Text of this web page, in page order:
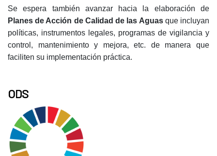
Se espera también avanzar hacia la elaboración de
Planes de Acción de Calidad de las Aguasque incluyan
políticas, instrumentos legales, programas de vigilancia y
control, mantenimiento y mejora, etc. de manera que
faciliten su implementación práctica.
ODS